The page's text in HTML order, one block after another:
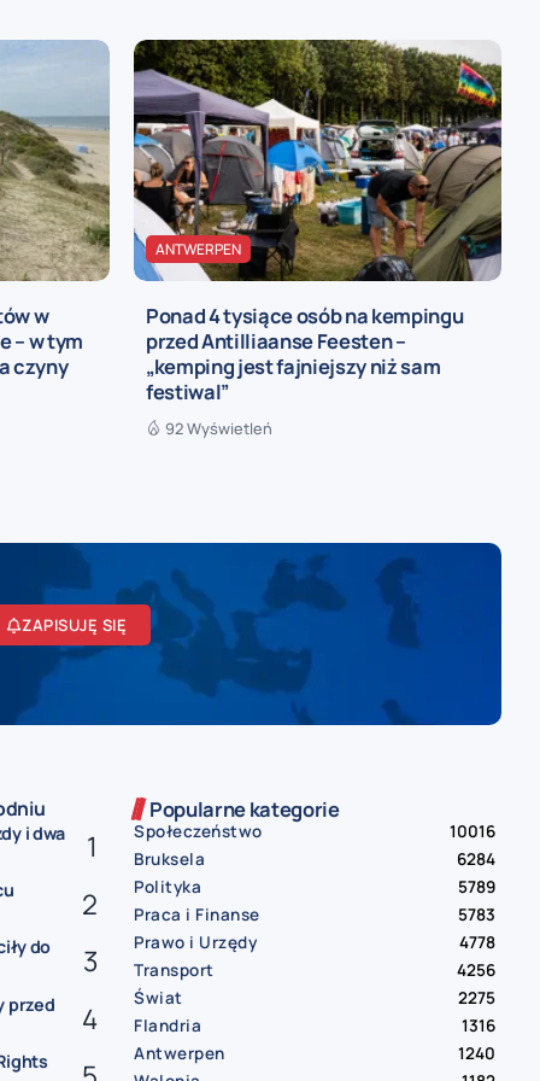
w
– w tym
czyny
ANTWERPEN
Ponad 4 tysiące osób na kempingu
przed Antilliaanse Feesten –
„kemping jest fajniejszy niż sam
festiwal”
92 Wyświetleń
ZAPISUJĘ SIĘ
i dwa
do
przed
Popularne kategorie
Społeczeństwo
10016
Bruksela
6284
Polityka
5789
Praca i Finanse
5783
Prawo i Urzędy
4778
Transport
4256
Świat
2275
Flandria
1316
Antwerpen
1240